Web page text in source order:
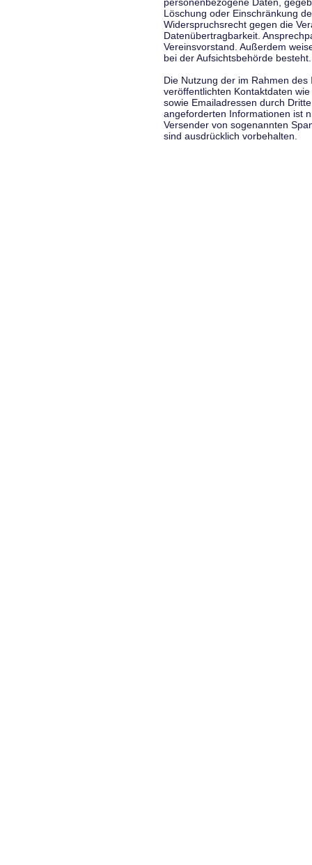
Löschung oder Einschränkung
Widerspruchsrecht gegen die
Datenübertragbarkeit.
Vereinsvorstand. Außerdem
bei der Aufsichtsbehörde besteht.
Die Nutzung der im Rahmen
veröffentlichten Kontaktdaten
sowie Emailadressen durch
angeforderten Informationen ist
Versender von sogenannten
sind ausdrücklich vorbehalten.